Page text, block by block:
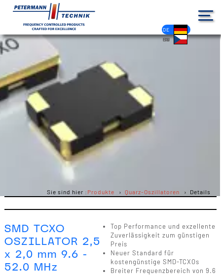
DE
EN
FR
ES
PL
IT
NL
HU
CS
Sie sind hier : Produkte Quarz-Oszillatoren Details
SMD TCXO
OSZILLATOR 2,5
x 2,0 mm 9.6 -
52.0 MHz
Top Performance und exzellente
Zuverlässigkeit zum günstigen
Preis
Neuer Standard für
kostengünstige SMD-TCXOs
Breiter Frequenzbereich von 9.6